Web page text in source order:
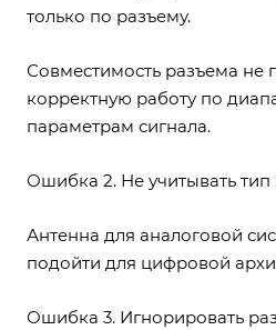
только по разъему.
Совместимость разъема не
корректную работу по
параметрам сигнала.
Ошибка 2. Не учитывать тип
Антенна для аналоговой
подойти для цифровой
Ошибка 3. Игнорировать